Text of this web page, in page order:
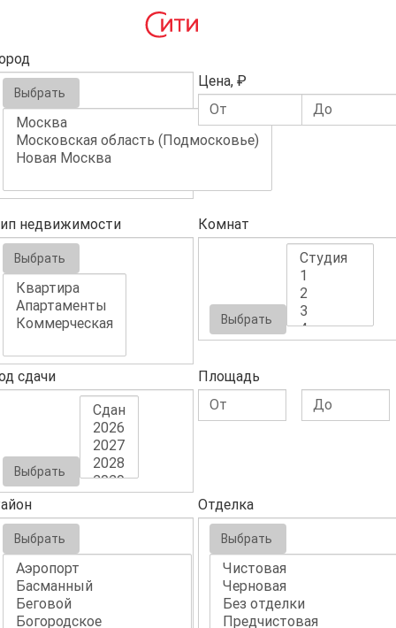
Выбрать
Цена, ₽
недвижимости
Выбрать
Комнат
Выбрать
сдачи
Выбрать
Площадь
Выбрать
Отделка
Выбрать